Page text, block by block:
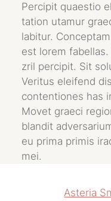
Percipit quaestio
tation utamur
labitur.
est lorem fabellas.
zril percipit. Sit
Veritus eleifend
contentiones has
Movet graeci
blandit
eu prima primis
mei.
Asteria